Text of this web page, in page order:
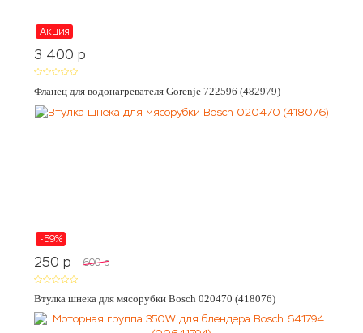
Акция
3 400 p
Фланец для водонагревателя Gorenje 722596 (482979)
-59%
250 p 600 p
Втулка шнека для мясорубки Bosch 020470 (418076)